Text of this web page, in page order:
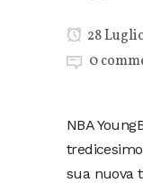
28
0
NBA
sua nuova